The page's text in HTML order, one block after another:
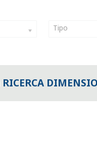
Tipo
RICERCA